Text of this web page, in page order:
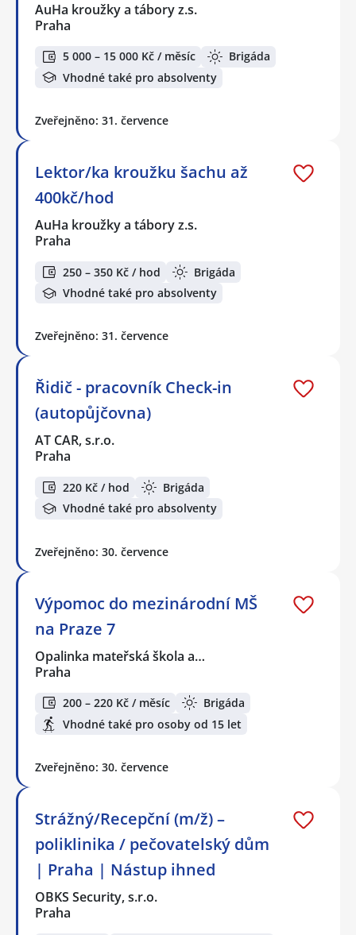
AuHa kroužky a tábory z.s.
Praha
5 000 – 15 000 Kč / měsíc
Brigáda
Vhodné také pro absolventy
Zveřejněno: 31. července
Lektor/ka kroužku šachu až
400kč/hod
AuHa kroužky a tábory z.s.
Praha
250 – 350 Kč / hod
Brigáda
Vhodné také pro absolventy
Zveřejněno: 31. července
Řidič - pracovník Check-in
(autopůjčovna)
AT CAR, s.r.o.
Praha
220 Kč / hod
Brigáda
Vhodné také pro absolventy
Zveřejněno: 30. července
Výpomoc do mezinárodní MŠ
na Praze 7
Opalinka mateřská škola a…
Praha
200 – 220 Kč / měsíc
Brigáda
Vhodné také pro osoby od 15 let
Zveřejněno: 30. července
Strážný/Recepční (m/ž) –
poliklinika / pečovatelský dům
| Praha | Nástup ihned
OBKS Security, s.r.o.
Praha